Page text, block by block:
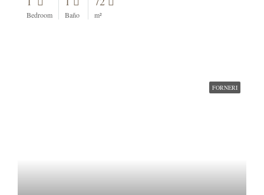
Bedroom Baño m²
FORNERI